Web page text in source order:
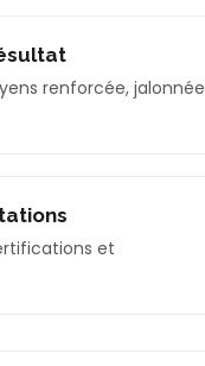
renforcée, jalonnée
et